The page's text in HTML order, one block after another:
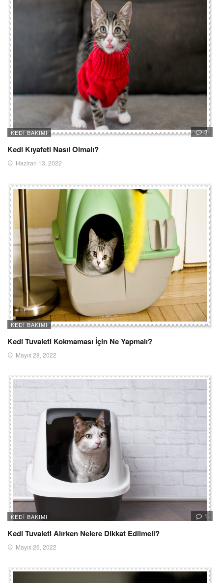
KEDI BAKIMI 3
Kedi Kıyafeti Nasıl Olmalı?
Haziran 13, 2022
KEDI BAKIMI
Kedi Tuvaleti Kokmaması İçin Ne Yapmalı?
Mayıs 28, 2022
KEDI BAKIMI 1
Kedi Tuvaleti Alırken Nelere Dikkat Edilmeli?
Mayıs 26, 2022